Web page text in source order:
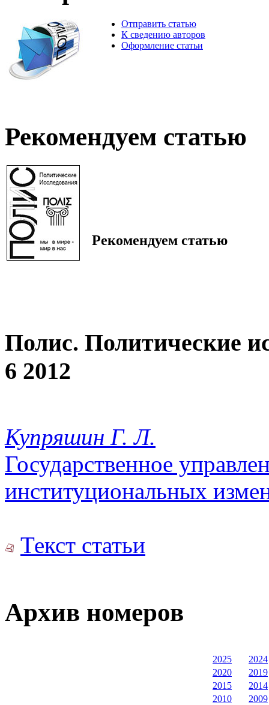
Отправить статью
К сведению авторов
Оформление статьи
Рекомендуем статью
Рекомендуем статью
Полис. Политические
6 2012
Купряшин Г. Л.
Государственное
институциональных
Текст статьи
Архив номеров
2025
2024
2020
2019
2015
2014
2010
2009